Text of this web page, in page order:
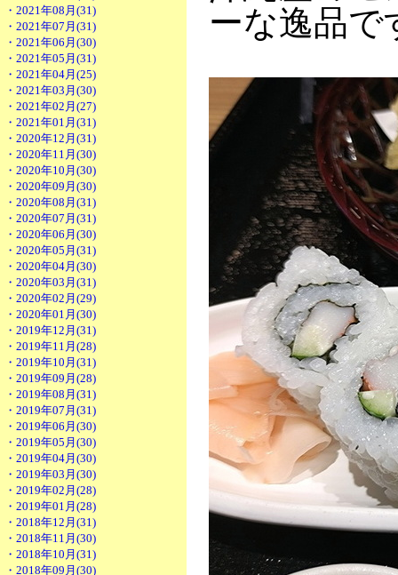
・2021年08月(31)
・2021年07月(31)
・2021年06月(30)
・2021年05月(31)
・2021年04月(25)
・2021年03月(30)
・2021年02月(27)
・2021年01月(31)
・2020年12月(31)
・2020年11月(30)
・2020年10月(30)
・2020年09月(30)
・2020年08月(31)
・2020年07月(31)
・2020年06月(30)
・2020年05月(31)
・2020年04月(30)
・2020年03月(31)
・2020年02月(29)
・2020年01月(30)
・2019年12月(31)
・2019年11月(28)
・2019年10月(31)
・2019年09月(28)
・2019年08月(31)
・2019年07月(31)
・2019年06月(30)
・2019年05月(30)
・2019年04月(30)
・2019年03月(30)
・2019年02月(28)
・2019年01月(28)
・2018年12月(31)
・2018年11月(30)
・2018年10月(31)
・2018年09月(30)
ーな逸品で